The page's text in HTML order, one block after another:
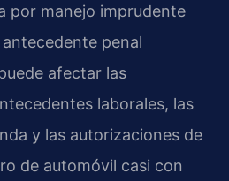
por manejo imprudente
penal
afectar las
laborales, las
y las autorizaciones de
de automóvil casi con